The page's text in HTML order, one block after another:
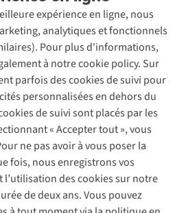
expérience en ligne, nous
analytiques et fonctionnels
Pour plus d'informations,
à notre cookie policy. Sur
parfois des cookies de suivi pour
personnalisées en dehors du
de suivi sont placés par les
« Accepter tout », vous
ne pas avoir à vous poser la
fois, nous enregistrons vos
des cookies sur notre
de deux ans. Vous pouvez
Suivez-nous